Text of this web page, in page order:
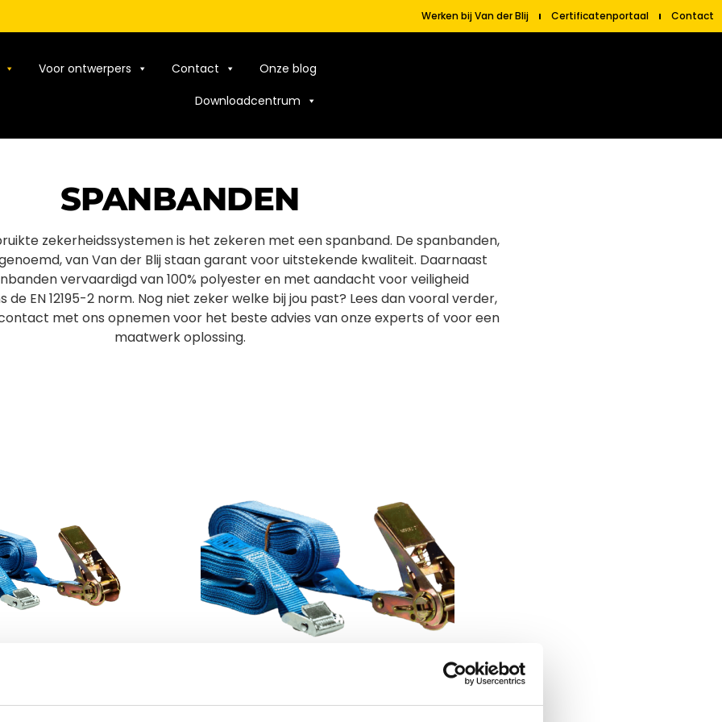
Werken bij Van der Blij Certificatenportaal Contact
Voor ontwerpers Contact
Onze blog
Downloadcentrum
SPANBANDEN
zekerheidssystemen is het zekeren met een spanband. De spanbanden,
van Van der Blij staan garant voor uitstekende kwaliteit. Daarnaast
vervaardigd van 100% polyester en met aandacht voor veiligheid
EN 12195-2 norm. Nog niet zeker welke bij jou past? Lees dan vooral verder,
met ons opnemen voor het beste advies van onze experts of voor een
maatwerk oplossing.